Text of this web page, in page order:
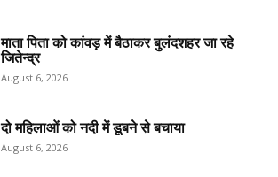
माता पिता को कांवड़ में बैठाकर बुलंदशहर जा रहे
जितेन्द्र
August 6, 2026
दो महिलाओं को नदी में डूबने से बचाया
August 6, 2026